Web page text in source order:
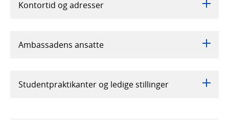
Kontortid og adresser
Ambassadens ansatte
Studentpraktikanter og ledige stillinger